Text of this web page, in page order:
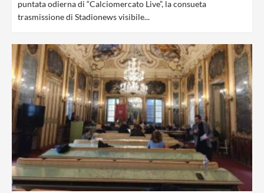
puntata odierna di “Calciomercato Live”, la consueta
trasmissione di Stadionews visibile...